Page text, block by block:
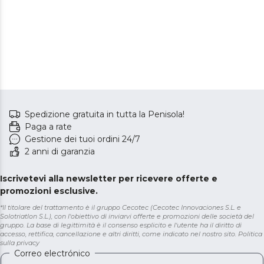
Spedizione gratuita in tutta la Penisola!
Paga a rate
Gestione dei tuoi ordini 24/7
2 anni di garanzia
Iscrivetevi alla newsletter per ricevere offerte e
promozioni esclusive.
*Il titolare del trattamento è il gruppo Cecotec (Cecotec Innovaciones S.L. e
Solotriatlon S.L.), con l'obiettivo di inviarvi offerte e promozioni delle società del
gruppo. La base di legittimità è il consenso esplicito e l'utente ha il diritto di
accesso, rettifica, cancellazione e altri diritti, come indicato nel nostro sito. Politica
sulla privacy
Correo electrónico